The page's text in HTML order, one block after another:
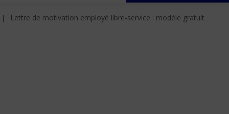
Lettre de motivation employé libre-service : modèle gratuit